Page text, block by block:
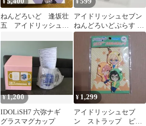
¥
ねんどろいど 逢坂壮
五 アイドリッシュセ
¥
アイドリッシュセブン
ねんどろいどぷらす ア
クリルキーチェーン 四
¥1,200
IDOLiSH7 六弥ナギ
グラスマグカップ
¥ 1,299
アイドリッシュセブ
ン ストラップ ピタ